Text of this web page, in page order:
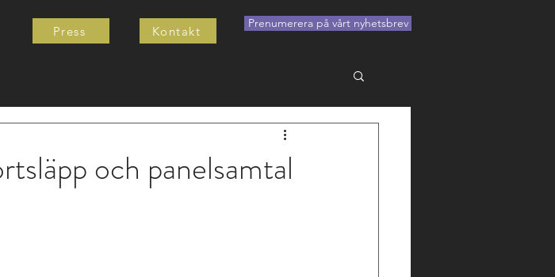
Press Kontakt
Prenumerera på vårt nyhetsbrev
och panelsamtal